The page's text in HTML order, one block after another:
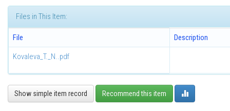
Files in This Item:
File Description
Kovaleva_T._N..pdf
Show simple item record Recommend this item